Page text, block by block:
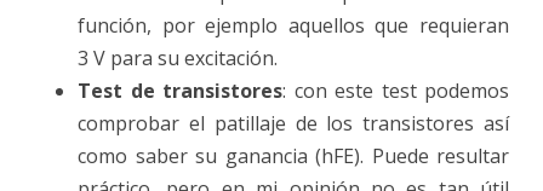
función, por ejemplo aquellos que requieran
3 V para su excitación.
Test de transistores: con este test podemos
comprobar el patillaje de los transistores así
como saber su ganancia (hFE). Puede resultar